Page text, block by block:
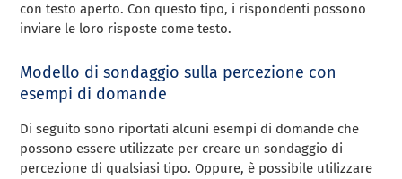
con testo aperto. Con questo tipo, i rispondenti possono
inviare le loro risposte come testo.
Modello di sondaggio sulla percezione con
esempi di domande
Di seguito sono riportati alcuni esempi di domande che
possono essere utilizzate per creare un sondaggio di
percezione di qualsiasi tipo. Oppure, è possibile utilizzare